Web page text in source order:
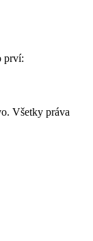
prví:
Všetky práva